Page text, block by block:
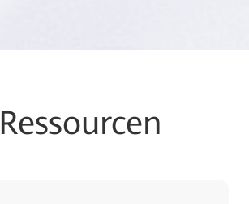
Ressourcen